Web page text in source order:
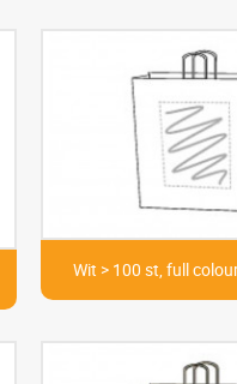
Wit > 100 st, full